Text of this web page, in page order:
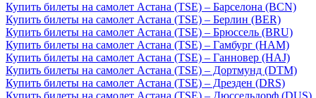
Купить билеты на самолет Астана (TSE) – Барселона (BCN)
Купить билеты на самолет Астана (TSE) – Берлин (BER)
Купить билеты на самолет Астана (TSE) – Брюссель (BRU)
Купить билеты на самолет Астана (TSE) – Гамбург (HAM)
Купить билеты на самолет Астана (TSE) – Ганновер (HAJ)
Купить билеты на самолет Астана (TSE) – Дортмунд (DTM)
Купить билеты на самолет Астана (TSE) – Дрезден (DRS)
Купить билеты на самолет Астана (TSE) – Дюссельдорф (DUS)